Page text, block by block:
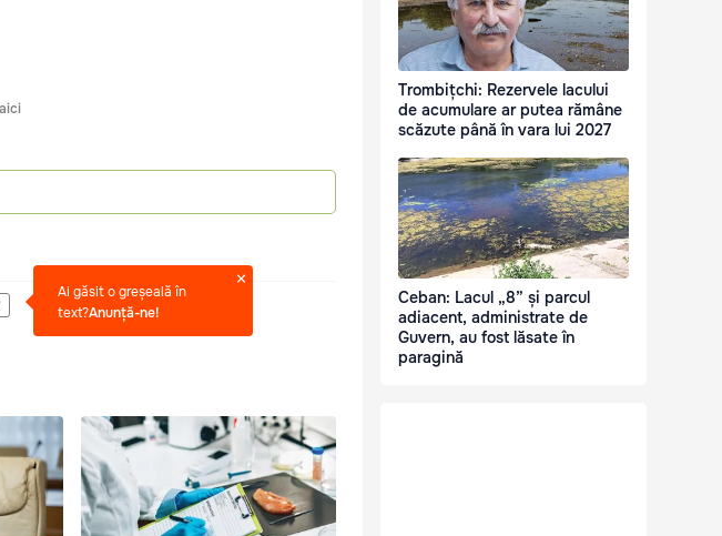
Ai găsit o greșeală în
text?Anunță-ne!
Trombițchi: Rezervele lacului
de acumulare ar putea rămâne
scăzute până în vara lui 2027
Ceban: Lacul „8” și parcul
adiacent, administrate de
Guvern, au fost lăsate în
paragină